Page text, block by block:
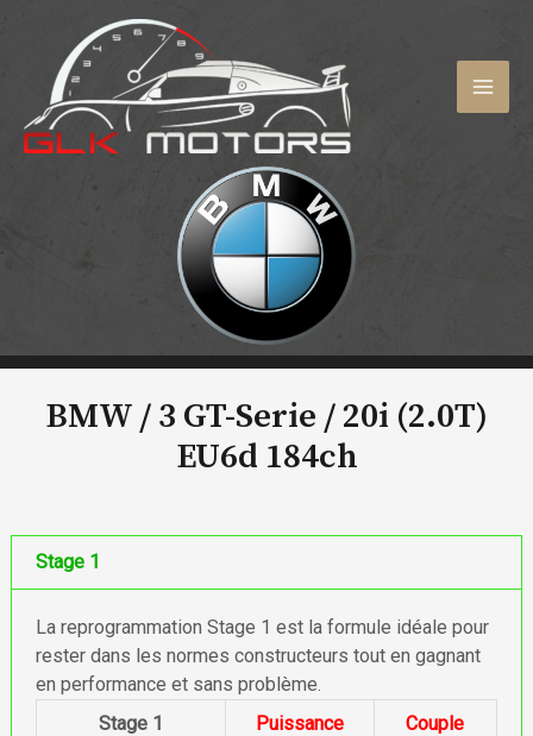
contenu
BMW / 3 GT-Serie /20i (2.0T)
EU6d 184ch
Stage 1
La reprogrammation Stage 1 est la formule idéale pour
rester dans les normes constructeurs tout en gagnant
en performance et sans problème.
Stage 1
Puissance Couple